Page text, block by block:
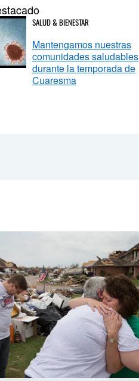
SALUD & BIENESTAR
Mantengamos nuestras
comunidades saludables
durante la temporada de
Cuaresma